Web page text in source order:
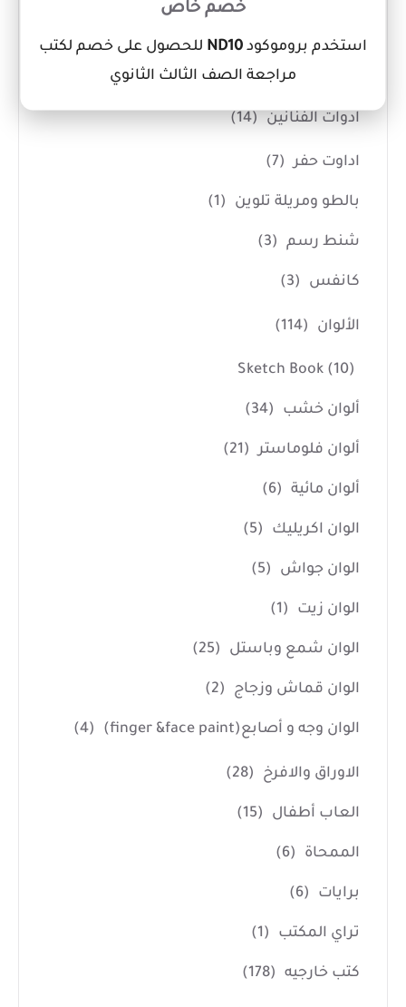
اقلام كوريكتور (7)
ادوات الفنانين (14)
اداوت حفر (7)
بالطو ومريلة تلوين (1)
شنط رسم (3)
كانفس (3)
الألوان (114)
Sketch Book (10)
ألوان خشب (34)
ألوان فلوماستر (21)
ألوان مائية (6)
الوان اكريليك (5)
الوان جواش (5)
الوان زيت (1)
الوان شمع وباستل (25)
الوان قماش وزجاج (2)
الوان وجه و أصابع(finger &face paint) (4)
الاوراق والافرخ (28)
العاب أطفال (15)
الممحاة (6)
برايات (6)
تراي المكتب (1)
كتب خارجيه (178)
خصم خاص
استخدم بروموكود ND10 للحصول على خصم لكتب
مراجعة الصف الثالث الثانوي